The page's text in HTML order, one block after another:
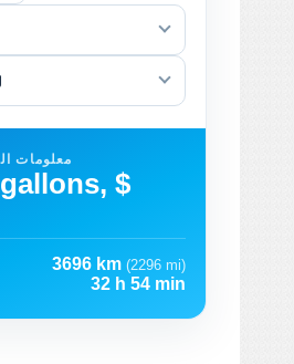
معلومات
$
3696 km (2296 mi)
32 h 54 min